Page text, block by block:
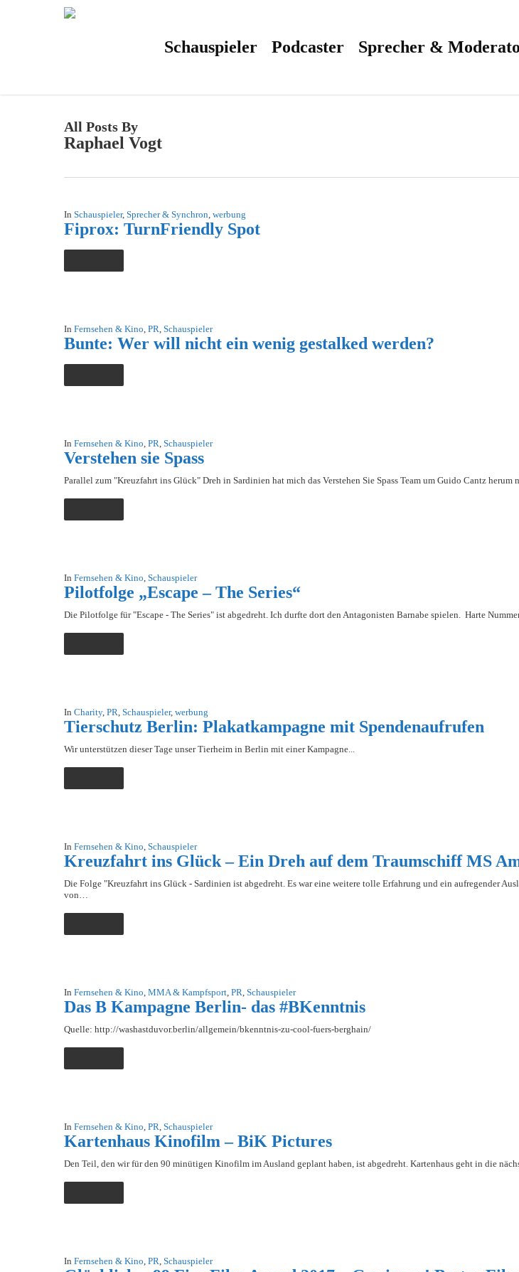
Schauspieler Podcaster Sprecher &
All Posts By
Raphael Vogt
In Schauspieler, Sprecher & Synchron, werbung
Fiprox: TurnFriendly Spot
In Fernsehen & Kino, PR, Schauspieler
Bunte: Wer will nicht ein wenig gestalked werden?
In Fernsehen & Kino, PR, Schauspieler
Verstehen sie Spass
Parallel zum "Kreuzfahrt ins Glück" Dreh in Sardinien hat mich das Verstehen Sie Spass Team um Guido Cantz
In Fernsehen & Kino, Schauspieler
Pilotfolge „Escape – The Series“
Die Pilotfolge für "Escape - The Series" ist abgedreht. Ich durfte dort den Antagonisten Barnabe spielen. Harte
In Charity, PR, Schauspieler, werbung
Tierschutz Berlin: Plakatkampagne mit Spendenaufrufen
Wir unterstützen dieser Tage unser Tierheim in Berlin mit einer Kampagne...
In Fernsehen & Kino, Schauspieler
Kreuzfahrt ins Glück – Ein Dreh auf dem Traumschiff MS
Die Folge "Kreuzfahrt ins Glück - Sardinien ist abgedreht. Es war eine weitere tolle Erfahrung und ein aufregender
von…
In Fernsehen & Kino, MMA & Kampfsport, PR, Schauspieler
Das B Kampagne Berlin- das #BKenntnis
Quelle: http://washastduvor.berlin/allgemein/bkenntnis-zu-cool-fuers-berghain/
In Fernsehen & Kino, PR, Schauspieler
Kartenhaus Kinofilm – BiK Pictures
Den Teil, den wir für den 90 minütigen Kinofilm im Ausland geplant haben, ist abgedreht. Kartenhaus geht in die
In Fernsehen & Kino, PR, Schauspieler